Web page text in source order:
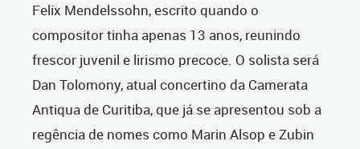
Felix Mendelssohn, escrito quando o
compositor tinha apenas 13 anos, reunindo
frescor juvenil e lirismo precoce. O solista será
Dan Tolomony, atual concertino da Camerata
Antiqua de Curitiba, que já se apresentou sob a
regência de nomes como Marin Alsop e Zubin